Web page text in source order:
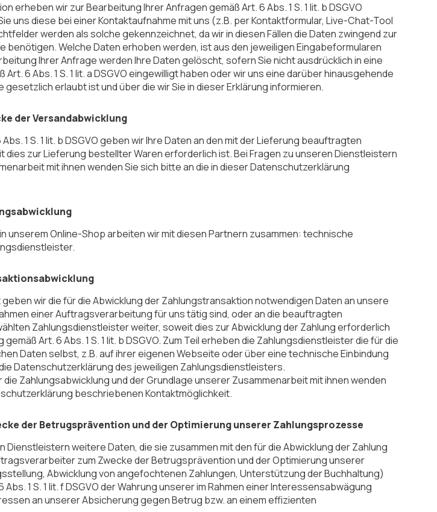
erheben wir zur Bearbeitung Ihrer Anfragen gemäß Art. 6 Abs. 1 S. 1 lit. b DSGVO
uns diese bei einer Kontaktaufnahme mit uns (z.B. per Kontaktformular, Live-Chat-Tool
werden als solche gekennzeichnet, da wir in diesen Fällen die Daten zwingend zur
benötigen. Welche Daten erhoben werden, ist aus den jeweiligen Eingabeformularen
Ihrer Anfrage werden Ihre Daten gelöscht, sofern Sie nicht ausdrücklich in eine
6 Abs. 1 S. 1 lit. a DSGVO eingewilligt haben oder wir uns eine darüber hinausgehende
erlaubt ist und über die wir Sie in dieser Erklärung informieren.
der Versandabwicklung
1 S. 1 lit. b DSGVO geben wir Ihre Daten an den mit der Lieferung beauftragten
zur Lieferung bestellter Waren erforderlich ist. Bei Fragen zu unseren Dienstleistern
mit ihnen wenden Sie sich bitte an die in dieser Datenschutzerklärung
unserem Online-Shop arbeiten wir mit diesen Partnern zusammen: technische
wir die für die Abwicklung der Zahlungstransaktion notwendigen Daten an unsere
einer Auftragsverarbeitung für uns tätig sind, oder an die beauftragten
Zahlungsdienstleister weiter, soweit dies zur Abwicklung der Zahlung erforderlich
Art. 6 Abs. 1 S. 1 lit. b DSGVO. Zum Teil erheben die Zahlungsdienstleister die für die
Daten selbst, z.B. auf ihrer eigenen Webseite oder über eine technische Einbindung
Datenschutzerklärung des jeweiligen Zahlungsdienstleisters.
Zahlungsabwicklung und der Grundlage unserer Zusammenarbeit mit ihnen wenden
beschriebenen Kontaktmöglichkeit.
der Betrugsprävention und der Optimierung unserer Zahlungsprozesse
weitere Daten, die sie zusammen mit den für die Abwicklung der Zahlung
zum Zwecke der Betrugsprävention und der Optimierung unserer
Abwicklung von angefochtenen Zahlungen, Unterstützung der Buchhaltung)
1 S. 1 lit. f DSGVO der Wahrung unserer im Rahmen einer Interessensabwägung
an unserer Absicherung gegen Betrug bzw. an einem effizienten